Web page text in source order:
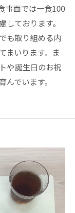
事面では一食100
ております。
も取り組める内
まいります。ま
や誕生日のお祝
でいます。